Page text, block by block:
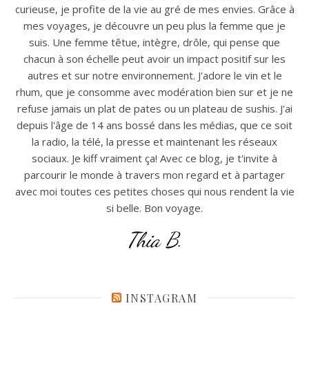
curieuse, je profite de la vie au gré de mes envies. Grâce à
mes voyages, je découvre un peu plus la femme que je
suis. Une femme têtue, intègre, drôle, qui pense que
chacun à son échelle peut avoir un impact positif sur les
autres et sur notre environnement. J'adore le vin et le
rhum, que je consomme avec modération bien sur et je ne
refuse jamais un plat de pates ou un plateau de sushis. J'ai
depuis l'âge de 14 ans bossé dans les médias, que ce soit
la radio, la télé, la presse et maintenant les réseaux
sociaux. Je kiff vraiment ça! Avec ce blog, je t'invite à
parcourir le monde à travers mon regard et à partager
avec moi toutes ces petites choses qui nous rendent la vie
si belle. Bon voyage.
Thia B.
INSTAGRAM